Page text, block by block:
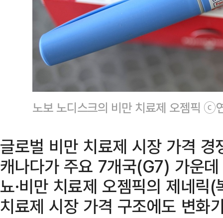
노보 노디스크의 비만 치료제 오젬픽 ⓒ
글로벌 비만 치료제 시장 가격
캐나다가 주요 7개국(G7) 가운
뇨·비만 치료제 오젬픽의 제네릭
치료제 시장 가격 구조에도 변화